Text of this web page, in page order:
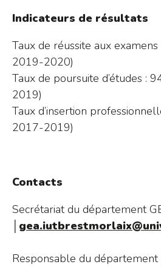
Indicateurs de résultats
Taux de réussite aux
2019-2020)
Taux de poursuite d’études :
2019)
Taux d’insertion
2017-2019)
Contacts
Secrétariat du département
Responsable du département